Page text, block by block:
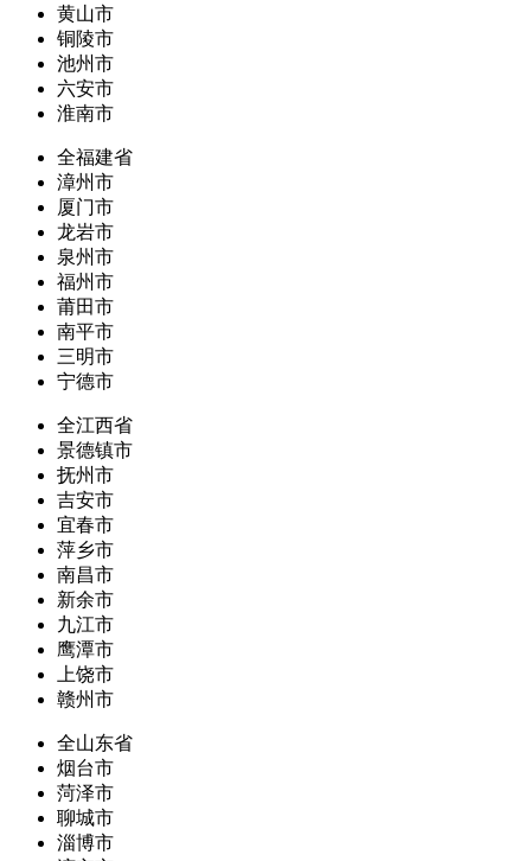
黄山市
铜陵市
池州市
六安市
淮南市
全福建省
漳州市
厦门市
龙岩市
泉州市
福州市
莆田市
南平市
三明市
宁德市
全江西省
景德镇市
抚州市
吉安市
宜春市
萍乡市
南昌市
新余市
九江市
鹰潭市
上饶市
赣州市
全山东省
烟台市
菏泽市
聊城市
淄博市